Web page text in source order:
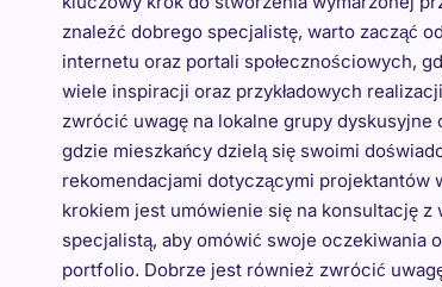
znaleźć dobrego specjalistę, warto zacząć
internetu oraz portali społecznościowych,
wiele inspiracji oraz przykładowych
zwrócić uwagę na lokalne grupy
gdzie mieszkańcy dzielą się swoimi
rekomendacjami dotyczącymi projektantów
krokiem jest umówienie się na konsultację z
specjalistą, aby omówić swoje oczekiwania
portfolio. Dobrze jest również zwrócić